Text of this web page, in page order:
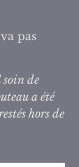
pas
soin de
a été
hors de